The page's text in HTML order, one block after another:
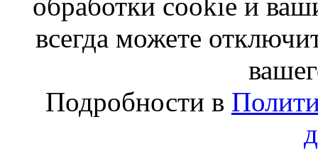
всегда можете
Подробности в